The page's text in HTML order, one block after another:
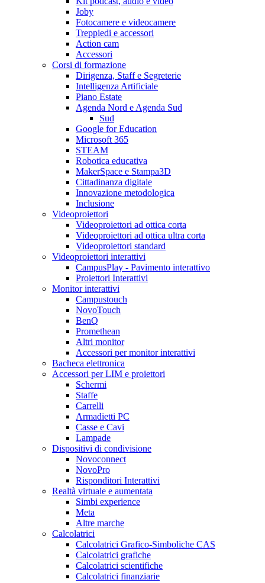
Joby
Fotocamere e videocamere
Treppiedi e accessori
Action cam
Accessori
Corsi di formazione
Dirigenza, Staff e Segreterie
Intelligenza Artificiale
Piano Estate
Agenda Nord e Agenda Sud
Sud
Google for Education
Microsoft 365
STEAM
Robotica educativa
MakerSpace e Stampa3D
Cittadinanza digitale
Innovazione metodologica
Inclusione
Videoproiettori
Videoproiettori ad ottica corta
Videoproiettori ad ottica ultra corta
Videoproiettori standard
Videoproiettori interattivi
CampusPlay - Pavimento interattivo
Proiettori Interattivi
Monitor interattivi
Campustouch
NovoTouch
BenQ
Promethean
Altri monitor
Accessori per monitor interattivi
Bacheca elettronica
Accessori per LIM e proiettori
Schermi
Staffe
Carrelli
Armadietti PC
Casse e Cavi
Lampade
Dispositivi di condivisione
Novoconnect
NovoPro
Risponditori Interattivi
Realtà virtuale e aumentata
Simbi experience
Meta
Altre marche
Calcolatrici
Calcolatrici Grafico-Simboliche CAS
Calcolatrici grafiche
Calcolatrici scientifiche
Calcolatrici finanziarie